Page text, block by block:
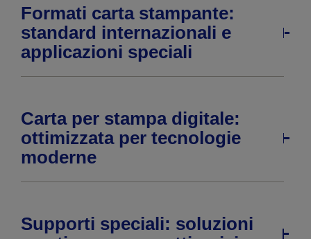
Formati carta stampante:
standard internazionali e
applicazioni speciali
Carta per stampa digitale:
ottimizzata per tecnologie
moderne
Supporti speciali: soluzioni